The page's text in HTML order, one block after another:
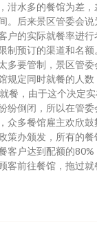
泔水多的餐馆为差
。后来景区管委会
户的实际就餐率进
制预订的渠道和名
多要管制，景区管
规定同时就餐的人
餐，由于这个决定
纷倒闭，所以在管
众多餐馆雇主欢欣
策办颁发，所有的
客户达到配额的
客前往餐馆，拖过就